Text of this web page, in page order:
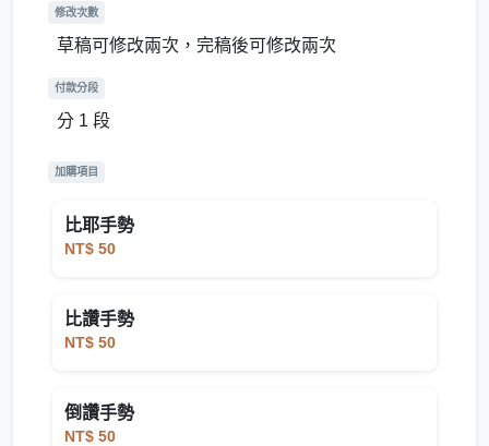
修改次數
草稿可修改兩次，完稿後可修改兩次
付款分段
分 1 段
加購項目
比耶手勢
NT$ 50
比讚手勢
NT$ 50
倒讚手勢
NT$ 50